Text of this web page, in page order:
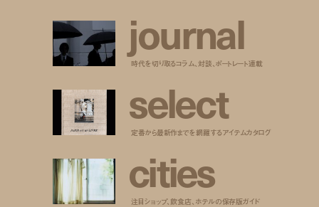
journal
時代を切り取るコラム、対談、ポートレート連載
select
定番から最新作までを網羅するアイテムカタログ
cities
注目ショップ、飲食店、ホテルの保存版ガイド